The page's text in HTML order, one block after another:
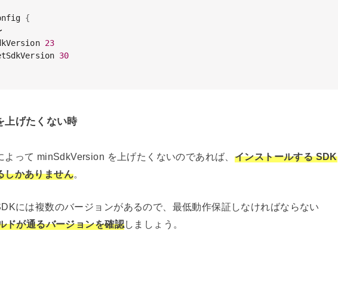
{
23
30
げたくない時
よって minSdkVersion を上げたくないのであれば、 インストールする SDK
しかありません。
には複数のバージョンがあるので、最低動作保証しなければならない
ドが通るバージョンを確認しましょう。